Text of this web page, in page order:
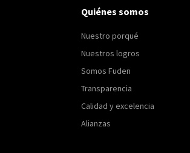
Quiénes somos
Nuestro porqué
Nuestros logros
Somos Fuden
Transparencia
Calidad y excelencia
Alianzas